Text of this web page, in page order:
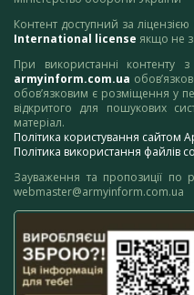
Контент доступний за ліцензією
International license якщо не
При використанні контенту
armyinform.com.ua
обов’язковим є розміщення у
відкритого для пошукових
матеріал.
Політика користування сайтом
Політика використання файлів
Зауваження та пропозиції по
webmaster@armyinform.com.ua